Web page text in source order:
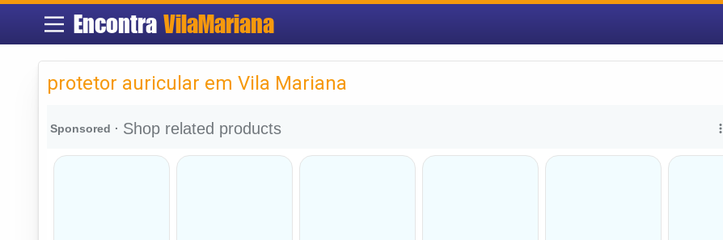
Encontra VilaMariana
protetor auricular em Vila Mariana